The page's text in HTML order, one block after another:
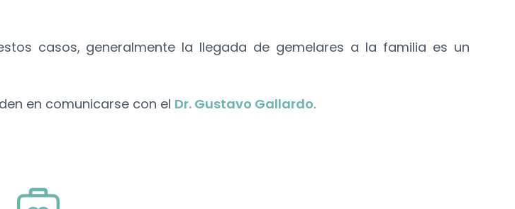
casos, generalmente la llegada de gemelares a la familia es un
en comunicarse con el Dr. Gustavo Gallardo.